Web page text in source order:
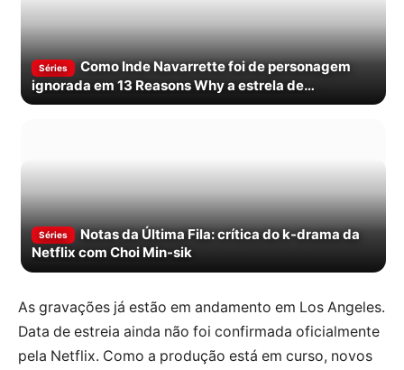
Séries
Como Inde Navarrette foi de personagem
ignorada em 13 Reasons Why a estrela de
Obsession
Séries
Notas da Última Fila: crítica do k-drama da
Netflix com Choi Min-sik
As gravações já estão em andamento em Los Angeles.
Data de estreia ainda não foi confirmada oficialmente
pela Netflix. Como a produção está em curso, novos